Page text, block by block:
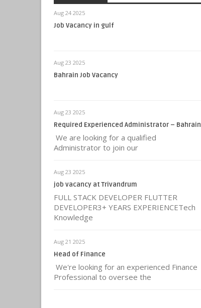
Aug 24 2025
Job Vacancy in gulf
Aug 23 2025
Bahrain Job Vacancy
Aug 23 2025
Required Experienced Administrator – Bahrain
We are looking for a qualified
Administrator to join our
Aug 23 2025
job vacancy at Trivandrum
FULL STACK DEVELOPER FLUTTER
DEVELOPER3+ YEARS EXPERIENCETech
Knowledge
Aug 21 2025
Head of Finance
We're looking for an experienced Finance
Professional to oversee the